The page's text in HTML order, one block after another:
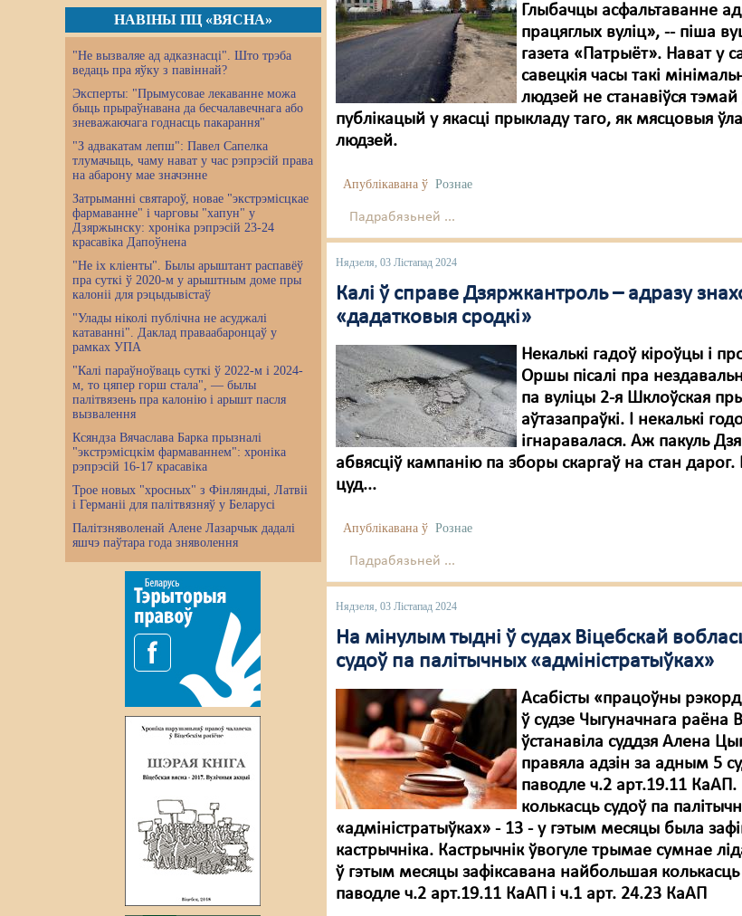
НАВІНЫ ПЦ «ВЯСНА»
"Не вызваляе ад адказнасці". Што трэба
ведаць пра яўку з павіннай?
Эксперты: "Прымусовае лекаванне можа
быць прыраўнавана да бесчалавечнага або
зневажаючага годнасць пакарання"
"З адвакатам лепш": Павел Сапелка
тлумачыць, чаму нават у час рэпрэсій права
на абарону мае значэнне
Затрыманні святароў, новае "экстрэмісцкае
фармаванне" і чарговы "хапун" у
Дзяржынску: хроніка рэпрэсій 23-24
красавіка Дапоўнена
"Не іх кліенты". Былы арыштант распавёў
пра суткі ў 2020-м у арыштным доме пры
калоніі для рэцыдывістаў
"Улады ніколі публічна не асуджалі
катаванні". Даклад праваабаронцаў у
рамках УПА
"Калі параўноўваць суткі ў 2022-м і 2024-
м, то цяпер горш стала", — былы
палітвязень пра калонію і арышт пасля
вызвалення
Ксяндза Вячаслава Барка прызналі
"экстрэмісцкім фармаваннем": хроніка
рэпрэсій 16-17 красавіка
Трое новых "хросных" з Фінляндыі, Латвіі
і Германіі для палітвязняў у Беларусі
Палітзняволенай Алене Лазарчык дадалі
яшчэ паўтара года зняволення
Глыбачцы асфальтаванне
працяглых вуліц», -- піша
газета «Патрыёт». Нават у
савецкія часы такі
людзей не станавіўся
публікацый у якасці прыкладу таго, як мясцовыя
людзей.
Апублікавана ў Рознае
Падрабязьней ...
Нядзеля, 03 Лістапад 2024
Калі ў справе Дзяржкантроль – адразу
«дадатковыя сродкі»
Некалькі гадоў кіроўцы і
Оршы пісалі пра
па вуліцы 2-я Шклоўская
аўтазапраўкі. І некалькі
ігнаравалася. Аж пакуль
абвясціў кампанію па зборы скаргаў на стан дарог.
цуд...
Апублікавана ў Рознае
Падрабязьней ...
Нядзеля, 03 Лістапад 2024
На мінулым тыдні ў судах Віцебскай
судоў па палітычных «адміністратыўках»
Асабісты «працоўны
ў судзе Чыгуначнага раёна
ўстанавіла суддзя Алена
правяла адзін за адным 5
паводле ч.2 арт.19.11
колькасць судоў па
«адміністратыўках» - 13 - у гэтым месяцы была
кастрычніка. Кастрычнік ўвогуле трымае сумнае
ў гэтым месяцы зафіксавана найбольшая колькасць
паводле ч.2 арт.19.11 КаАП і ч.1 арт. 24.23 КаАП